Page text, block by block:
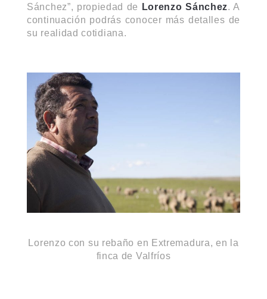
Sánchez”, propiedad de
Lorenzo Sánchez. A
continuación podrás conocer más detalles de
su realidad cotidiana.
Lorenzo con su rebaño en Extremadura, en la
finca de Valfríos